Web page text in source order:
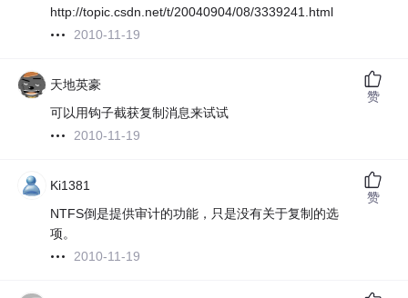
http://topic.csdn.net/t/20040904/08/3339241.html
2010-11-19
天地英豪
可以用钩子截获复制消息来试试
2010-11-19
赞
Ki1381
NTFS倒是提供审计的功能，只是没有关于复制的选
项。
2010-11-19
赞